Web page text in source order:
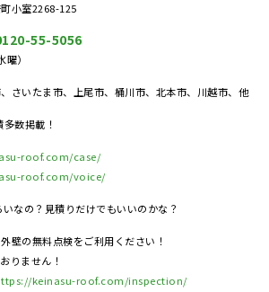
小室2268-125
55-5056
）
さいたま市、上尾市、桶川市、北本市、川越市、他
数掲載！
roof.com/case/
roof.com/voice/
なの？見積りだけでもいいのかな？
壁の無料点検をご利用ください！
りません！
keinasu-roof.com/inspection/